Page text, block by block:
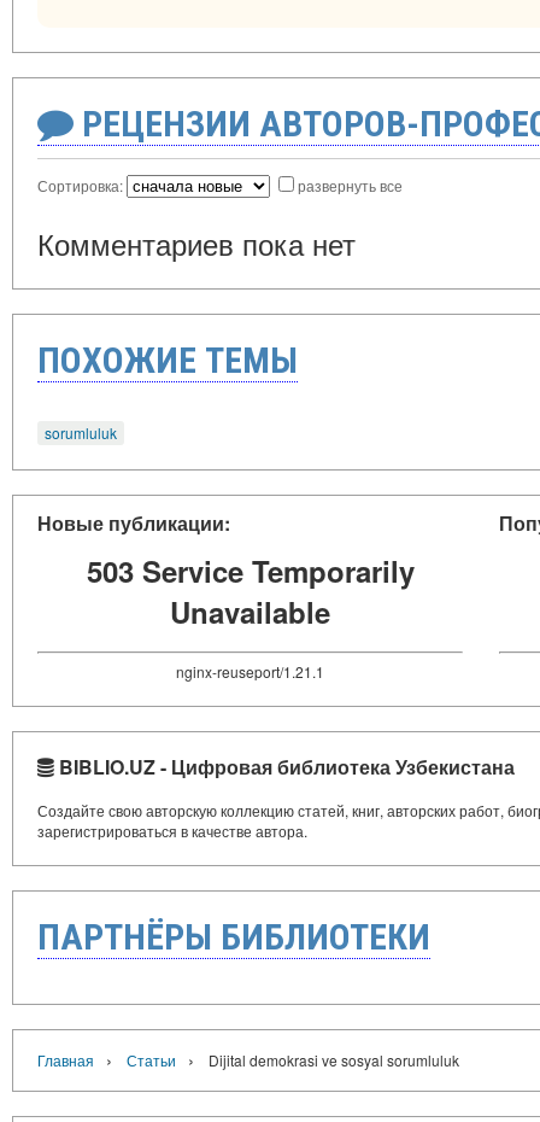
РЕЦЕНЗИИ АВТОРОВ-
Сортировка: развернуть все
Комментариев пока нет
ПОХОЖИЕ ТЕМЫ
sorumluluk
Новые публикации:
503 Service Temporarily
Unavailable
nginx-reuseport/1.21.1
BIBLIO.UZ - Цифровая библиотека Узбекистана
Создайте свою авторскую коллекцию статей, книг, авторских работ,
зарегистрироваться в качестве автора.
ПАРТНЁРЫ БИБЛИОТЕКИ
Главная › Статьи › Dijital demokrasi ve sosyal sorumluluk